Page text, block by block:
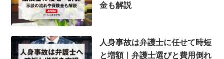
金も解説
人身事故は弁護士に任せて時短
と増額｜弁護士選びと費用倒れ